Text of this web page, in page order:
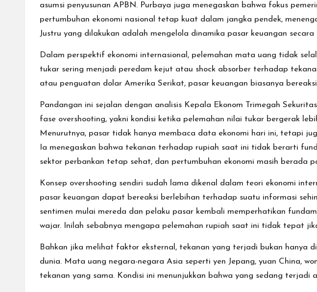
asumsi penyusunan APBN. Purbaya juga menegaskan bahwa fokus
pertumbuhan ekonomi nasional tetap kuat dalam jangka pendek,
Justru yang dilakukan adalah mengelola dinamika pasar keuangan
Dalam perspektif ekonomi internasional, pelemahan mata uang tidak
tukar sering menjadi peredam kejut atau shock absorber terhadap
atau penguatan dolar Amerika Serikat, pasar keuangan biasanya
Pandangan ini sejalan dengan analisis Kepala Ekonom Trimegah
fase overshooting, yakni kondisi ketika pelemahan nilai tukar bergerak
Menurutnya, pasar tidak hanya membaca data ekonomi hari ini, tetapi
Ia menegaskan bahwa tekanan terhadap rupiah saat ini tidak berarti
sektor perbankan tetap sehat, dan pertumbuhan ekonomi masih berada
Konsep overshooting sendiri sudah lama dikenal dalam teori ekonomi
pasar keuangan dapat bereaksi berlebihan terhadap suatu informasi
sentimen mulai mereda dan pelaku pasar kembali memperhatikan
wajar. Inilah sebabnya mengapa pelemahan rupiah saat ini tidak tepat
Bahkan jika melihat faktor eksternal, tekanan yang terjadi bukan hanya
dunia. Mata uang negara-negara Asia seperti yen Jepang, yuan China,
tekanan yang sama. Kondisi ini menunjukkan bahwa yang sedang terjadi